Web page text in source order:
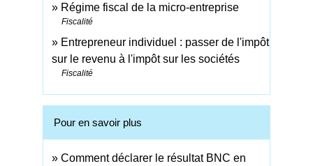
Régime fiscal de la micro-entreprise
Fiscalité
Entrepreneur individuel : passer de l'impôt
sur le revenu à l'impôt sur les sociétés
Fiscalité
Pour en savoir plus
Comment déclarer le résultat BNC en